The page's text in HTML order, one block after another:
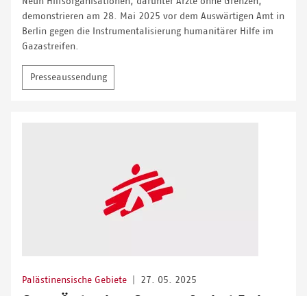
demonstrieren am 28. Mai 2025 vor dem Auswärtigen Amt in
Berlin gegen die Instrumentalisierung humanitärer Hilfe im
Gazastreifen.
Presseaussendung
Palästinensische Gebiete 27. 05. 2025